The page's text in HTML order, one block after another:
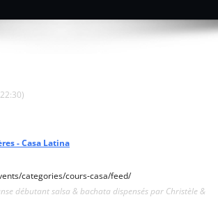
- Casa Latina
categories/cours-casa/feed/
débutant salsa & bachata dispensés par Christèle &